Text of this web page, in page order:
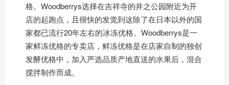
格。Woodberrys选择在吉祥寺的井之公园附近为开
店的起跑点，且很快的发觉到这除了在日本以外的国
家都已流行20年左右的冰冻优格。Woodberrys是一
家鲜冻优格的专卖店，鲜冻优格是在店家自制的独创
发酵优格中，加入严选品质产地直送的水果后，混合
搅拌制作而成。